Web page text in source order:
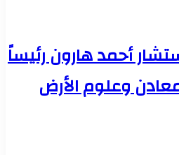
أحمد هارون رئيساً
وعلوم الأرض